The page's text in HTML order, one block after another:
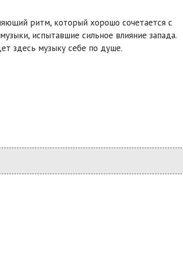
ритм, который хорошо сочетается с
испытавшие сильное влияние запада.
здесь музыку себе по душе.